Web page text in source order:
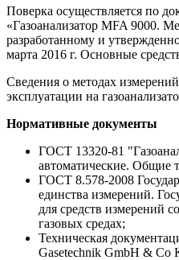
Поверка осуществляется по
«Газоанализатор MFA 9000.
разработанному и
марта 2016 г. Основные
Сведения о методах
эксплуатации на
Нормативные документы
ГОСТ 13320-81
автоматические. Общие
ГОСТ 8.578-2008
единства измерений.
для средств измерений
газовых средах;
Техническая
Gasetechnik GmbH & Co